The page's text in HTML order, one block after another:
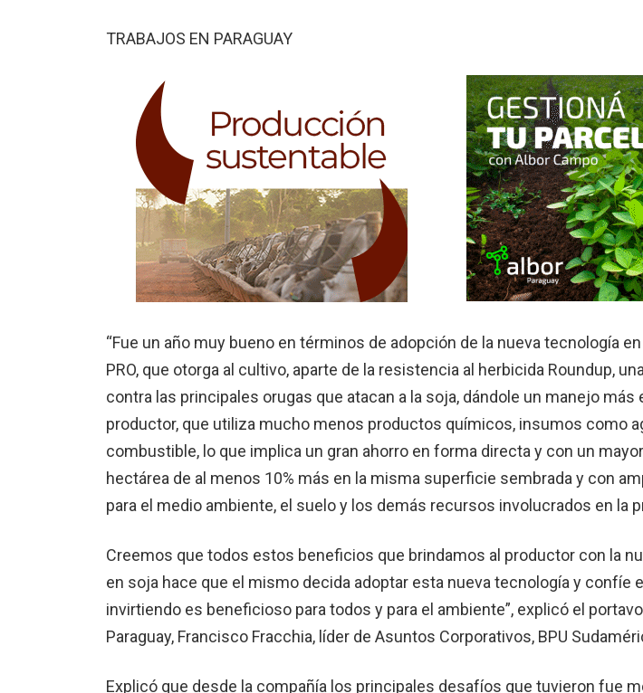
TRABAJOS EN PARAGUAY
“Fue un año muy bueno en términos de adopción de la nueva tecnología
PRO, que otorga al cultivo, aparte de la re­sistencia al herbicida Roun­dup,
contra las principales orugas que atacan a la soja, dándole un manejo más
productor, que utiliza mu­cho menos productos quí­micos, insumos como
combustible, lo que impli­ca un gran ahorro en forma directa y con un
hectárea de al menos 10% más en la misma superficie sembrada y con
para el medio ambiente, el suelo y los demás recursos involu­crados en la
Creemos que todos estos beneficios que brindamos al productor con la
en soja hace que el mismo decida adoptar esta nueva tecnología y confíe
invirtiendo es beneficioso para todos y para el ambiente”, ex­plicó el
Paraguay, Francisco Fracchia, líder de Asuntos Corporativos, BPU
Explicó que desde la compañía los principales desafíos que tuvieron fue